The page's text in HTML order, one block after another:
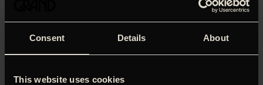
Consent Details About
This website uses cookies